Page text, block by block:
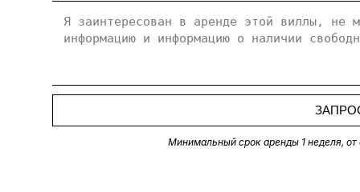
Минимальный срок аренды 1 неделя,